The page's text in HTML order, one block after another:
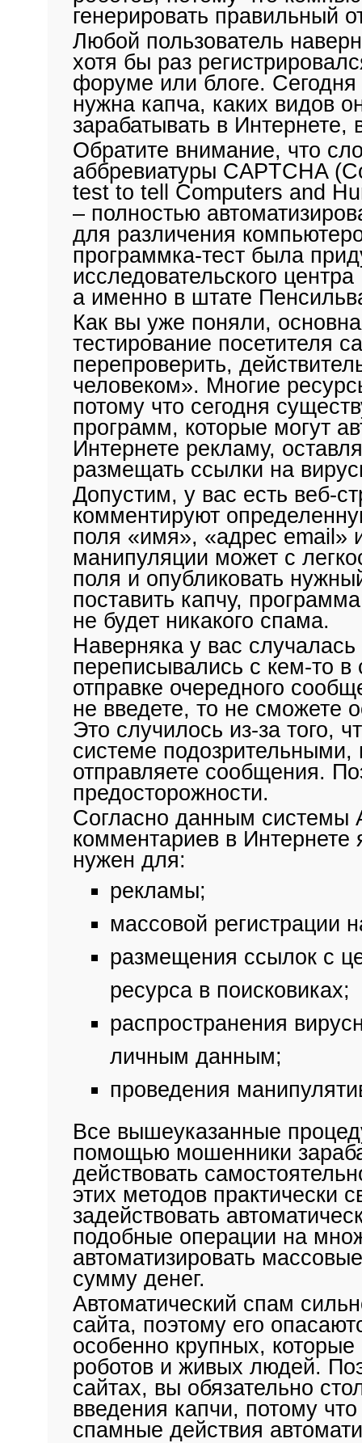
генерировать правильный
Любой пользователь
хотя бы раз
форуме или блоге.
нужна капча, каких видов
зарабатывать в Интернете,
Обратите внимание, что
аббревиатуры CAPTCHA
test to tell Computers and
– полностью
для различения
программка-тест была
исследовательского
а именно в штате
Как вы уже поняли,
тестирование посетителя
перепроверить,
человеком». Многие
потому что сегодня
программ, которые могут
Интернете рекламу,
размещать ссылки на
Допустим, у вас есть веб-
комментируют
поля «имя», «адрес email»
манипуляции может с
поля и опубликовать
поставить капчу,
не будет никакого спама.
Наверняка у вас
переписывались с кем-то в
отправке очередного
не введете, то не сможете
Это случилось из-за того,
системе
отправляете сообщения.
предосторожности.
Согласно данным системы
комментариев в
нужен для:
рекламы;
массовой регистрации
размещения ссылок с
ресурса в поисковиках;
распространения
личным данным;
проведения
Все вышеуказанные
помощью мошенники
действовать
этих методов практически
задействовать
подобные операции на
автоматизировать
сумму денег.
Автоматический спам
сайта, поэтому его
особенно крупных,
роботов и живых людей.
сайтах, вы обязательно
введения капчи, потому
спамные действия